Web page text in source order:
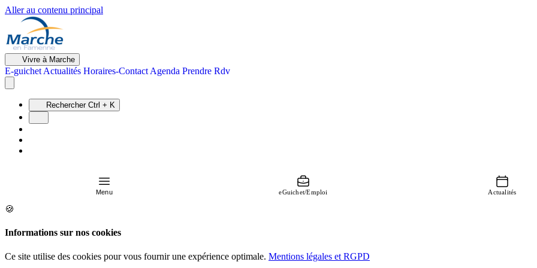
Aller au contenu principal
Vivre à Marche
E-guichet Actualités Horaires-Contact Agenda Prendre Rdv
Rechercher Ctrl + K
Menu eGuichet/Emploi Actualités
🍪
Informations sur nos cookies
Ce site utilise des cookies pour vous fournir une expérience optimale. Mentions légales et RGPD